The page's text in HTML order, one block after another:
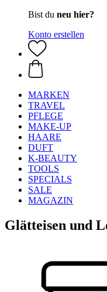
Bist du neu hier?
Konto erstellen
MARKEN
TRAVEL
PFLEGE
MAKE-UP
HAARE
DUFT
K-BEAUTY
TOOLS
SPECIALS
SALE
MAGAZIN
Glätteisen und